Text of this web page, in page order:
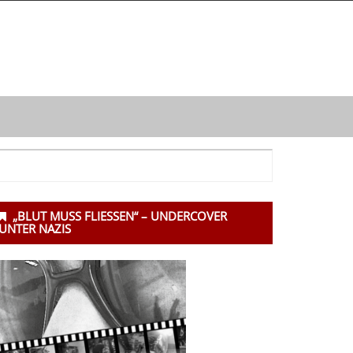
„BLUT MUSS FLIESSEN“ – UNDERCOVER U
NTER NAZIS